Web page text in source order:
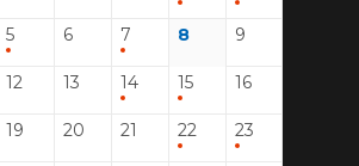
5 6 7 8 9
12 13 14 15 16
19 20 21 22 23